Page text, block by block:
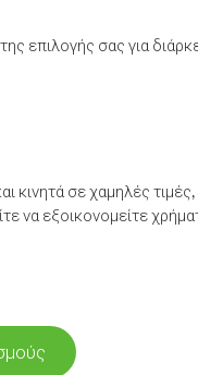
επιλογής σας για
κινητά σε χαμηλές
να εξοικονομείτε